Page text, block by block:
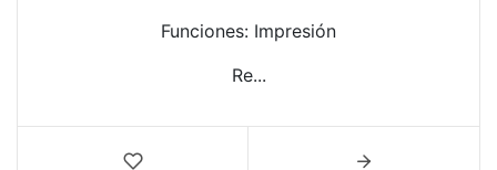
Funciones: Impresión
Re...